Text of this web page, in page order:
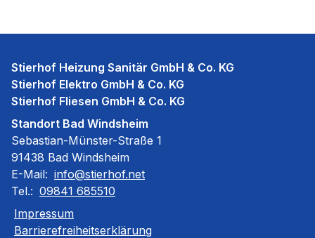
Stierhof Heizung Sanitär GmbH & Co. KG
Stierhof Elektro GmbH & Co. KG
Stierhof Fliesen GmbH & Co. KG
Standort Bad Windsheim
Sebastian-Münster-Straße 1
91438 Bad Windsheim
E-Mail: info@stierhof.net
Tel.: 09841 685510
Impressum
Barrierefreiheitserklärung